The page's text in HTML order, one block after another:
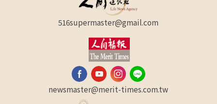
516supermaster@gmail.com
newsmaster@merit-times.com.tw